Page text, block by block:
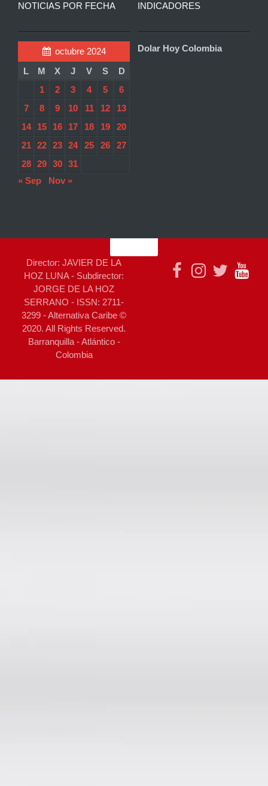
NOTICIAS POR FECHA
octubre 2024
L
M X J V S
D
1
2 3 4 5
6
7
8 9 10 11 12
13
14
15 16 17 18 19
20
21
22 23 24 25 26
27
28
29 30
31
« Sep
Nov »
INDICADORES
Dolar Hoy Colombia
Director: JAVIER DE LA
HOZ LUNA - Subdirector:
JORGE DE LA HOZ
SERRANO - ISSN: 2711-
3299 - Alternativa Caribe ©
2020. All Rights Reserved.
Barranquilla - Atlántico -
Colombia